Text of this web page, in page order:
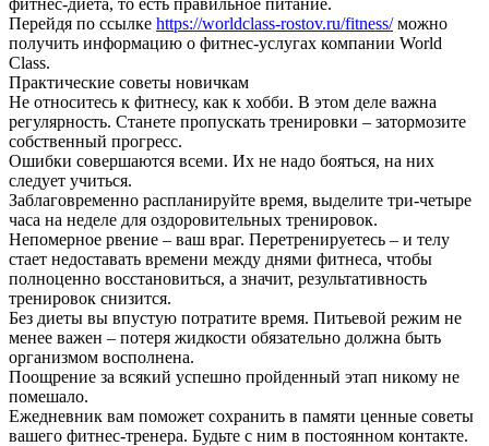
Перейдя по ссылке https://worldclass-rostov.ru/fitness/можно
получить информацию о фитнес-услугах компании World
Class.
Практические советы новичкам
Не относитесь к фитнесу, как к хобби. В этом деле важна
регулярность. Станете пропускать тренировки – затормозите
собственный прогресс.
Ошибки совершаются всеми. Их не надо бояться, на них
следует учиться.
Заблаговременно распланируйте время, выделите три-четыре
часа на неделе для оздоровительных тренировок.
Непомерное рвение – ваш враг. Перетренируетесь – и телу
стает недоставать времени между днями фитнеса, чтобы
полноценно восстановиться, а значит, результативность
тренировок снизится.
Без диеты вы впустую потратите время. Питьевой режим не
менее важен – потеря жидкости обязательно должна быть
организмом восполнена.
Поощрение за всякий успешно пройденный этап никому не
помешало.
Ежедневник вам поможет сохранить в памяти ценные советы
вашего фитнес-тренера. Будьте с ним в постоянном контакте.